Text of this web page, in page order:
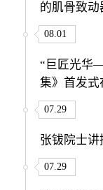
的肌骨致动
08.01
“巨匠光华
集》首发式
07.29
张钹院士讲
07.29